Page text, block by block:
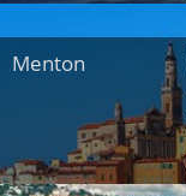
Menton